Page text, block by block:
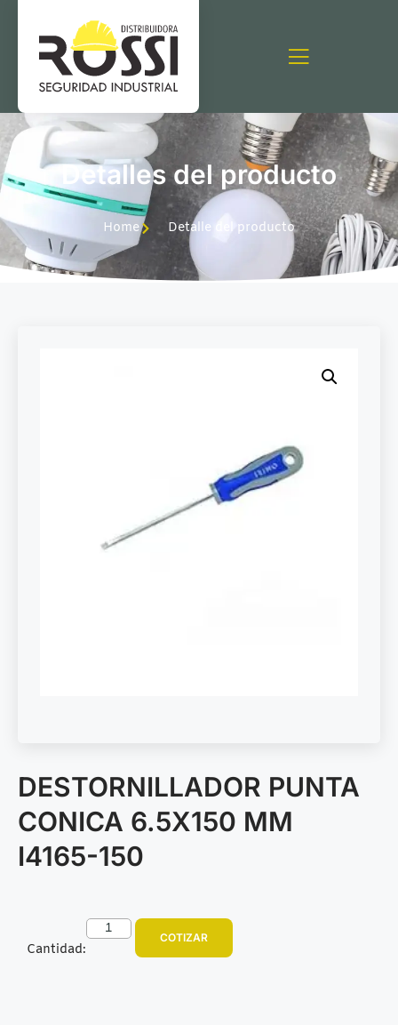
Detalles del producto
Home Detalle del producto
DESTORNILLADOR PUNTA
CONICA 6.5X150 MM
I4165-150
Cantidad:
COTIZAR